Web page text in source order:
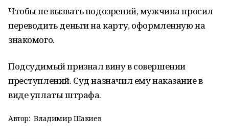
Чтобы не вызвать подозрений, мужчина просил
переводить деньги на карту, оформленную на
знакомого.
Подсудимый признал вину в совершении
преступлений. Суд назначил ему наказание в
виде уплаты штрафа.
Автор: Владимир Шакиев